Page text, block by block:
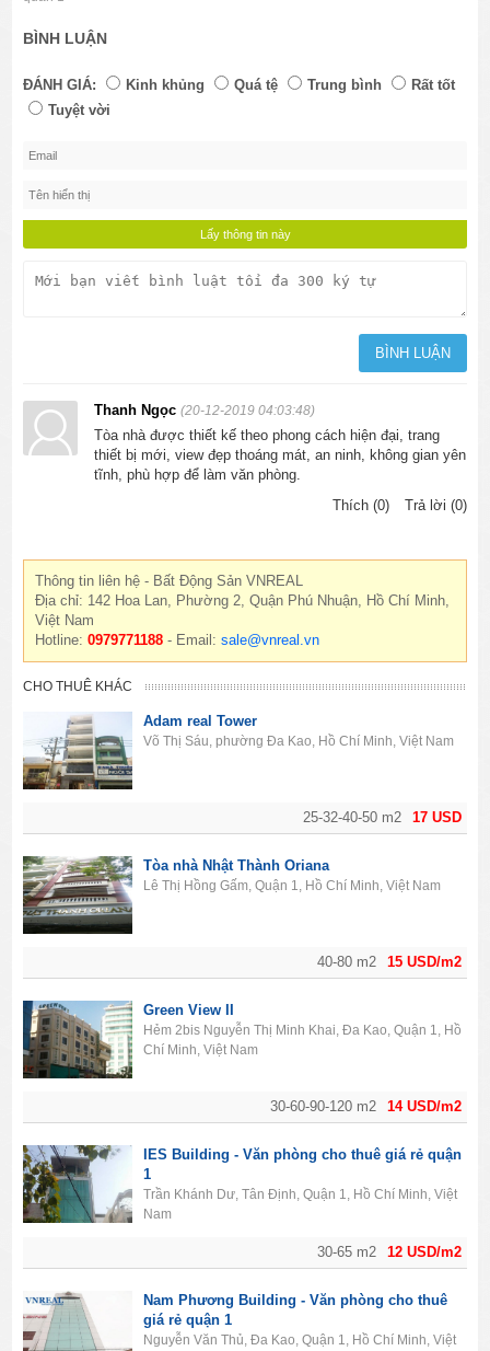
BÌNH LUẬN
ĐÁNH GIÁ: Kinh khủng Quá tệ Trung bình
Rất tốt
Tuyệt vời
Thanh Ngọc(20-12-2019 04:03:48)
Tòa nhà được thiết kế theo phong cách hiện đại, trang
thiết bị mới, view đẹp thoáng mát, an ninh, không gian yên
tĩnh, phù hợp để làm văn phòng.
Thích (0)
Trả lời (0)
Thông tin liên hệ - Bất Động Sản VNREAL
Địa chỉ: 142 Hoa Lan, Phường 2, Quận Phú Nhuận, Hồ Chí Minh,
Việt Nam
Hotline:0979771188 - Email:sale@vnreal.vn
CHO THUÊ KHÁC
17 USD
25-32-40-50 m2
Adam real Tower
Võ Thị Sáu, phường Đa Kao, Hồ Chí Minh, Việt Nam
15 USD/m2
40-80 m2
Tòa nhà Nhật Thành Oriana
Lê Thị Hồng Gấm, Quận 1, Hồ Chí Minh, Việt Nam
14 USD/m2
30-60-90-120 m2
Green View II
Hẻm 2bis Nguyễn Thị Minh Khai, Đa Kao, Quận 1, Hồ
Chí Minh, Việt Nam
12 USD/m2
30-65 m2
IES Building - Văn phòng cho thuê giá rẻ quận
1
Trần Khánh Dư, Tân Định, Quận 1, Hồ Chí Minh, Việt
Nam
Nam Phương Building - Văn phòng cho thuê
giá rẻ quận 1
Nguyễn Văn Thủ, Đa Kao, Quận 1, Hồ Chí Minh, Việt